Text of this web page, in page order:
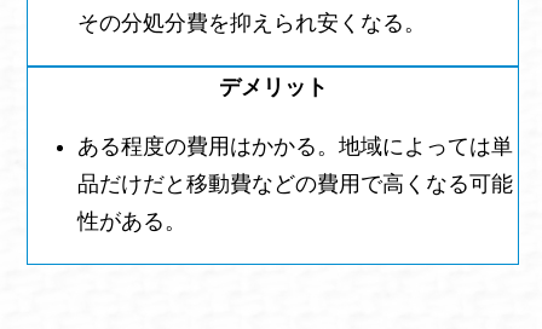
その分処分費を抑えられ安くなる。
ある程度の費用はかかる。地域によっては単
品だけだと移動費などの費用で高くなる可能
性がある。